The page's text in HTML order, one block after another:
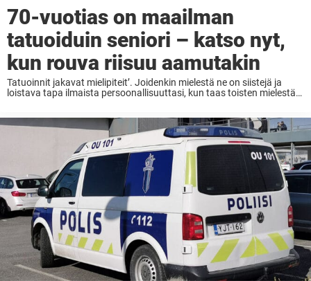
70-vuotias on maailman
tatuoiduin seniori – katso nyt,
kun rouva riisuu aamutakin
Tatuoinnit jakavat mielipiteit’. Joidenkin mielestä ne on siistejä ja
loistava tapa ilmaista persoonallisuuttasi, kun taas toisten mielestä